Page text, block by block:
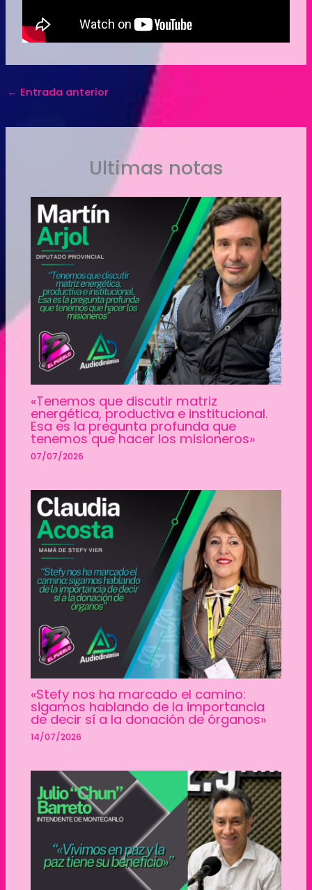
← Entrada anterior
Ultimas notas
«Tenemos que discutir matriz
energética, productiva e institucional.
Esa es la pregunta profunda que
tenemos que hacer los misioneros»
07/07/2026
«Stefy nos ha marcado el camino:
sigamos hablando de la importancia
de decir sí a la donación de órganos»
14/07/2026